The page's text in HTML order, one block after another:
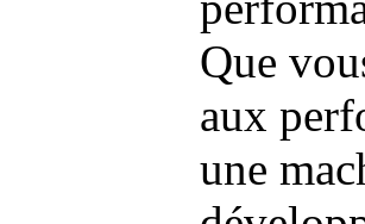
Que
aux
une